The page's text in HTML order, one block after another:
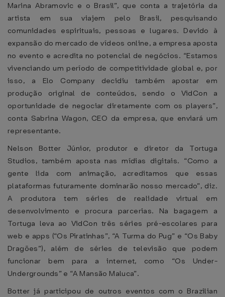
Marina Abramovic e o Brasil”, que conta a trajetória da
artista em sua viajem pelo Brasil, pesquisando
comunidades espirituais, pessoas e lugares. Devido à
expansão do mercado de vídeos online, a empresa aposta
no evento e acredita no potencial de negócios. “Estamos
vivenciando um período de competitividade global e, por
isso, a Elo Company decidiu também apostar em
produção original de conteúdos, sendo o VidCon a
oportunidade de negociar diretamente com os players”,
conta Sabrina Wagon, CEO da empresa, que enviará um
representante.
Nelson Botter Júnior, produtor e diretor da Tortuga
Studios, também aposta nas mídias digitais. “Como a
gente lida com animação, acreditamos que essas
plataformas futuramente dominarão nosso mercado”, diz.
A produtora tem séries de realidade virtual em
desenvolvimento e procura parcerias. Na bagagem a
Tortuga leva ao VidCon três séries pré-escolares para
web e apps (“Os Piratinhas”, “A Turma do Pug” e “Os Baby
Dragões”), além de séries de televisão que podem
funcionar bem para a internet, como “Os Under-
Undergrounds” e “A Mansão Maluca”.
Botter já participou de outros eventos com o Brazilian